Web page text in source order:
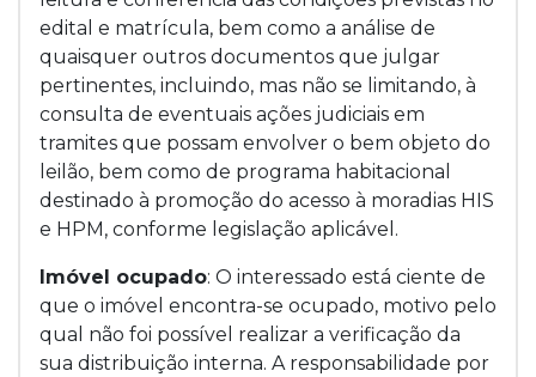
edital e matrícula, bem como a análise de
quaisquer outros documentos que julgar
pertinentes, incluindo, mas não se limitando, à
consulta de eventuais ações judiciais em
tramites que possam envolver o bem objeto do
leilão, bem como de programa habitacional
destinado à promoção do acesso à moradias HIS
e HPM, conforme legislação aplicável.
Imóvel ocupado: O interessado está ciente de
que o imóvel encontra-se ocupado, motivo pelo
qual não foi possível realizar a verificação da
sua distribuição interna. A responsabilidade por